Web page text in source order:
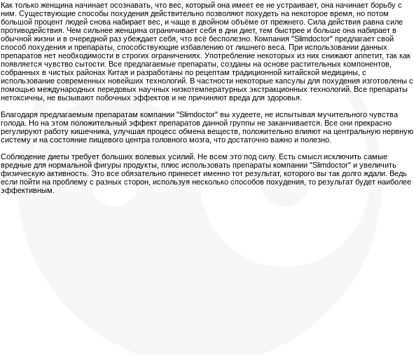
Как только женщина начинает осознавать, что вес, который она имеет ее не устраивает, она начинает борьбу с
ним. Существующие способы похудения действительно позволяют похудеть на некоторое время, но потом
большой процент людей снова набирает вес, и чаще в двойном объёме от прежнего. Сила действия равна силе
противодействия. Чем сильнее женщина ограничивает себя в дни диет, тем быстрее и больше она набирает в
обычной жизни и в очередной раз убеждает себя, что всё бесполезно. Компания "Slimdoctor" предлагает свой
способ похудения и препараты, способствующие избавлению от лишнего веса. При использовании данных
препаратов нет необходимости в строгих ограничениях. Употребление некоторых из них снижают аппетит, так как
появляется чувство сытости. Все предлагаемые препараты, созданы на основе растительных компонентов,
собранных в чистых районах Китая и разработаны по рецептам традиционной китайской медицины, с
использование современных новейших технологий. В частности некоторые капсулы для похудения изготовлены с
помощью международных передовых научных низкотемпературных экстракционных технологий. Все препараты
нетоксичны, не вызывают побочных эффектов и не причиняют вреда для здоровья.
Благодаря предлагаемым препаратам компании "Slimdoctor" вы худеете, не испытывая мучительного чувства
голода. Но на этом положительный эффект препаратов данной группы не заканчивается. Все они прекрасно
регулируют работу кишечника, улучшая процесс обмена веществ, положительно влияют на центральную нервную
систему и на состояние пищевого центра головного мозга, что достаточно важно и полезно.
Соблюдение диеты требует больших волевых усилий. Не всем это под силу. Есть смысл исключить самые
вредные для нормальной фигуры продукты, плюс использовать препараты компании "Slimdoctor" и увеличить
физическую активность. Это все обязательно принесет именно тот результат, которого вы так долго ждали. Ведь
если пойти на проблему с разных сторон, используя несколько способов похудения, то результат будет наиболее
эффективным.